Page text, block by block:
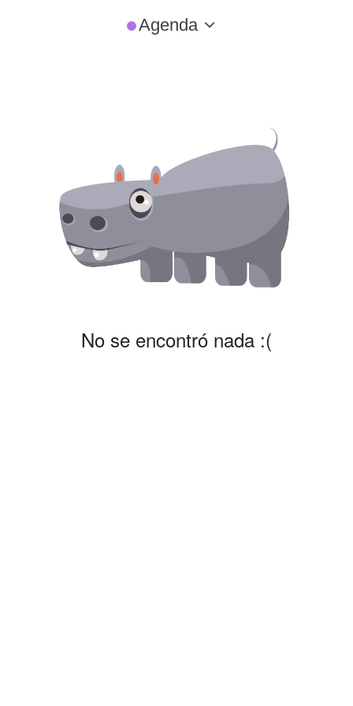
Agenda
No se encontró nada :(